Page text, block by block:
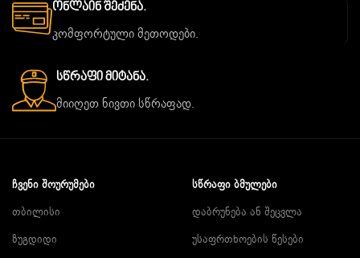
Ონლაინ Შეძენა.
კომფორტული მეთოდები.
Სწრაფი Მიტანა.
მიიღეთ ნივთი სწრაფად.
ᲩᲕᲔᲜᲘ ᲨᲝᲣᲠᲣᲛᲔᲑᲘ
თბილისი
ზუგდიდი
ᲡᲬᲠᲐᲤᲘ ᲑᲛᲣᲚᲔᲑᲘ
დაბრუნება ან შეცვლა
უსაფრთხოების წესები